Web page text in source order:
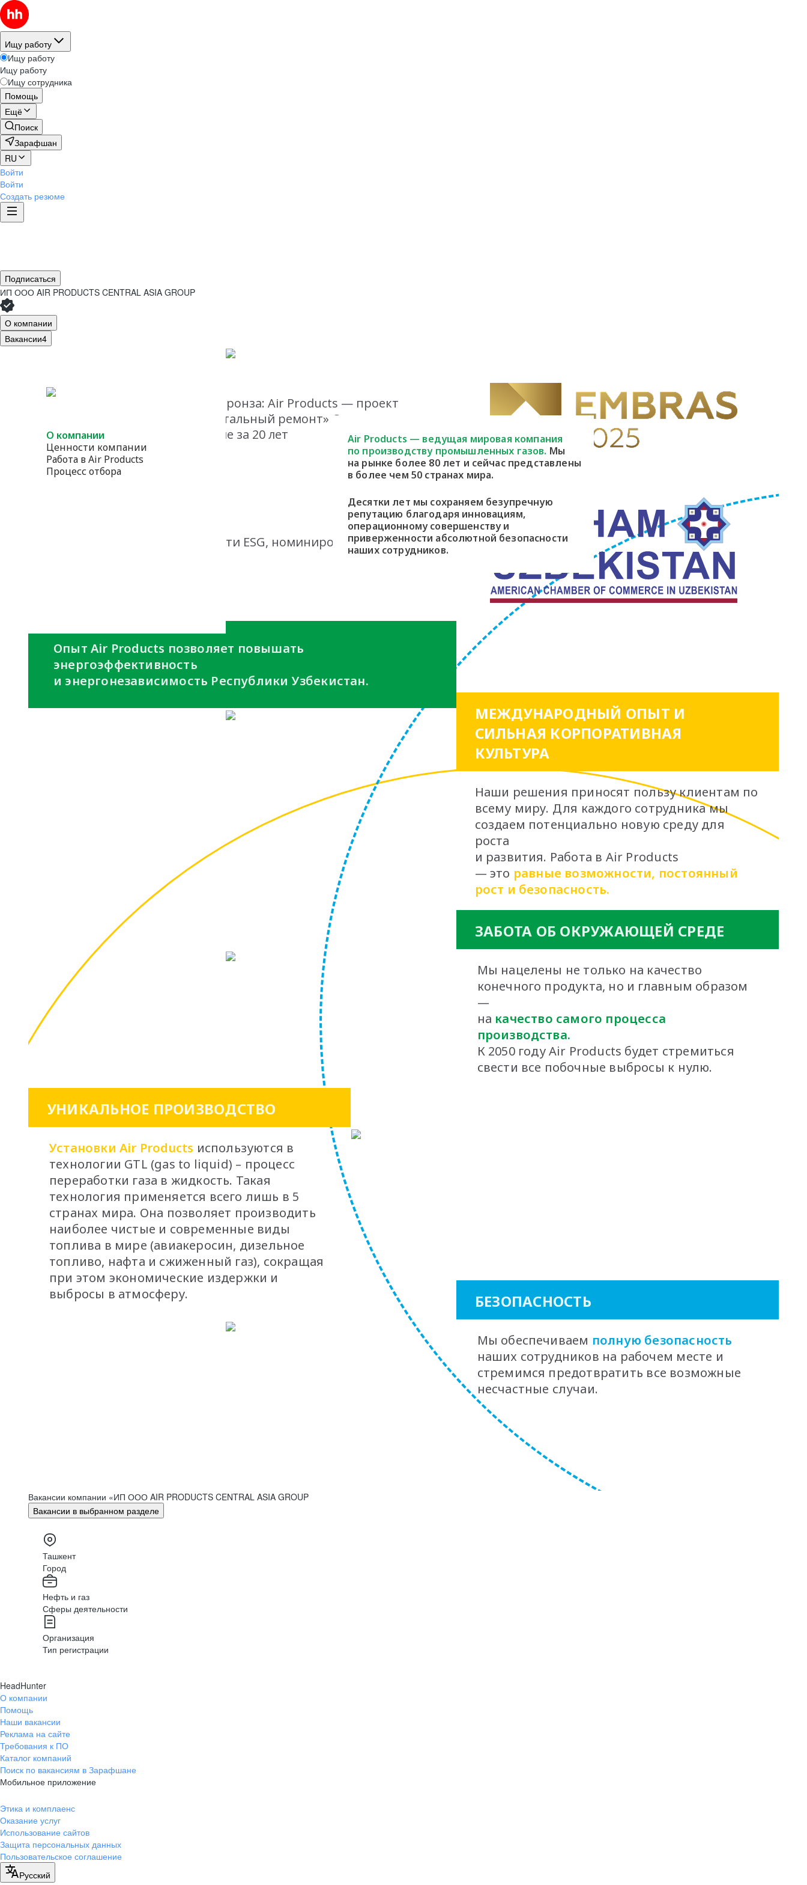
Ищу работу
Ищу работу
Ищу работу
Ищу сотрудника
Помощь
Ещё
Поиск
Зарафшан
RU
Войти
Войти
Создать резюме
Подписаться
ИП ООО AIR PRODUCTS CENTRAL ASIA GROUP
О компании
Вакансии4
О компании
Ценности компании
Работа в Air Products
Процесс отбора
Air Products — ведущая мировая компания
по производству промышленных газов. Мы
на рынке более 80 лет и сейчас представлены
в более чем 50 странах мира.
Десятки лет мы сохраняем безупречную
репутацию благодаря инновациям,
операционному совершенству и
приверженности абсолютной безопасности
наших сотрудников.
- Бронза: Air Products — проект
«Turnaround (TAR) – Капитальный ремонт» Самое
масштабное обслуживание за 20 лет
AmCham - премия в области ESG, номинировался Navoi
Опыт Air Products позволяет повышать
энергоэффективность
и энергонезависимость Республики Узбекистан.
МЕЖДУНАРОДНЫЙ ОПЫТ И
СИЛЬНАЯ КОРПОРАТИВНАЯ
КУЛЬТУРА
Наши решения приносят пользу клиентам по
всему миру. Для каждого сотрудника мы
создаем потенциально новую среду для
роста
и развития. Работа в Air Products
— это равные возможности, постоянный
рост и безопасность.
ЗАБОТА ОБ ОКРУЖАЮЩЕЙ СРЕДЕ
Мы нацелены не только на качество
конечного продукта, но и главным образом
—
на качество самого процесса
производства.
К 2050 году Air Products будет стремиться
свести все побочные выбросы к нулю.
УНИКАЛЬНОЕ ПРОИЗВОДСТВО
Установки Air Products используются в
технологии GTL (gas to liquid) – процесс
переработки газа в жидкость. Такая
технология применяется всего лишь в 5
странах мира. Она позволяет производить
наиболее чистые и современные виды
топлива в мире (авиакеросин, дизельное
топливо, нафта и сжиженный газ), сокращая
при этом экономические издержки и
выбросы в атмосферу.
БЕЗОПАСНОСТЬ
Мы обеспечиваем полную безопасность
наших сотрудников на рабочем месте и
стремимся предотвратить все возможные
несчастные случаи.
Вакансии компании «ИП ООО AIR PRODUCTS CENTRAL ASIA GROUP
Вакансии в выбранном разделе
Ташкент
Город
Нефть и газ
Сферы деятельности
Организация
Тип регистрации
HeadHunter
О компании
Помощь
Наши вакансии
Реклама на сайте
Требования к ПО
Каталог компаний
Поиск по вакансиям в Зарафшане
Мобильное приложение
Этика и комплаенс
Оказание услуг
Использование сайтов
Защита персональных данных
Пользовательское соглашение
Русский